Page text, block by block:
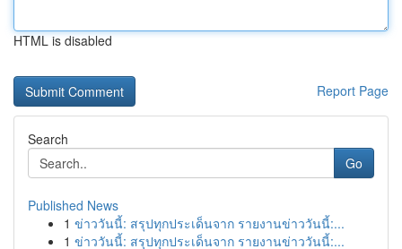
HTML is disabled
Report Page
Search
Go
Published News
1 ข่าววันนี้: สรุปทุกประเด็นจาก รายงานข่าววันนี้:...
1 ข่าววันนี้: สรุปทุกประเด็นจาก รายงานข่าววันนี้:...